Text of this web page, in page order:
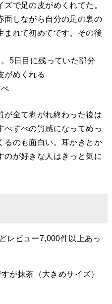
で足の皮がめくれてた。
面しながら自分の足の裏の
まれて初めてです。その後
5日目に残っていた部分
がめくれる
が全て剥がれ終わった後は
べすべの質感になってめっ
るのも面白い。耳かきとか
のが好きな人はきっと気に
レビュー7,000件以上あっ
が抹茶（大きめサイズ）